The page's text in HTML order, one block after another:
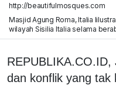
http://beautifulmosques.com
Masjid Agung Roma, Italia
wilayah Sisilia Italia selama
REPUBLIKA.CO.ID,
dan konflik yang tak